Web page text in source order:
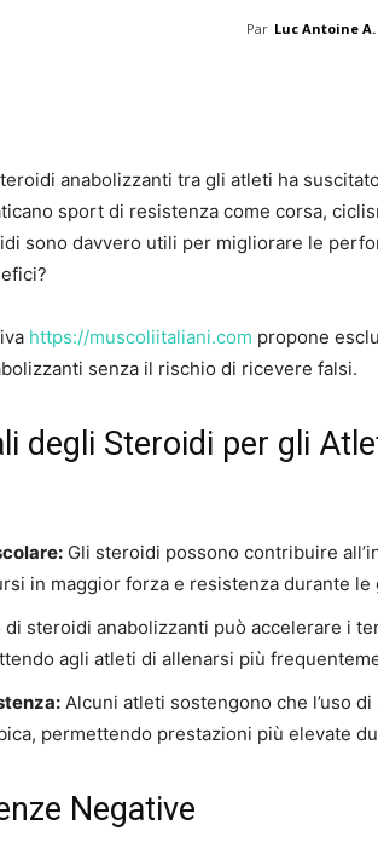
Par Luc Antoine A.
anabolizzanti tra gli atleti ha
sport di resistenza come corsa,
sono davvero utili per migliorare le
https://muscoliitaliani.com propone
senza il rischio di ricevere falsi.
degli Steroidi per gli
Gli steroidi possono contribuire
in maggior forza e resistenza durante le
di steroidi anabolizzanti può accelerare i
agli atleti di allenarsi più
Alcuni atleti sostengono che l’uso
permettendo prestazioni più elevate
Negative